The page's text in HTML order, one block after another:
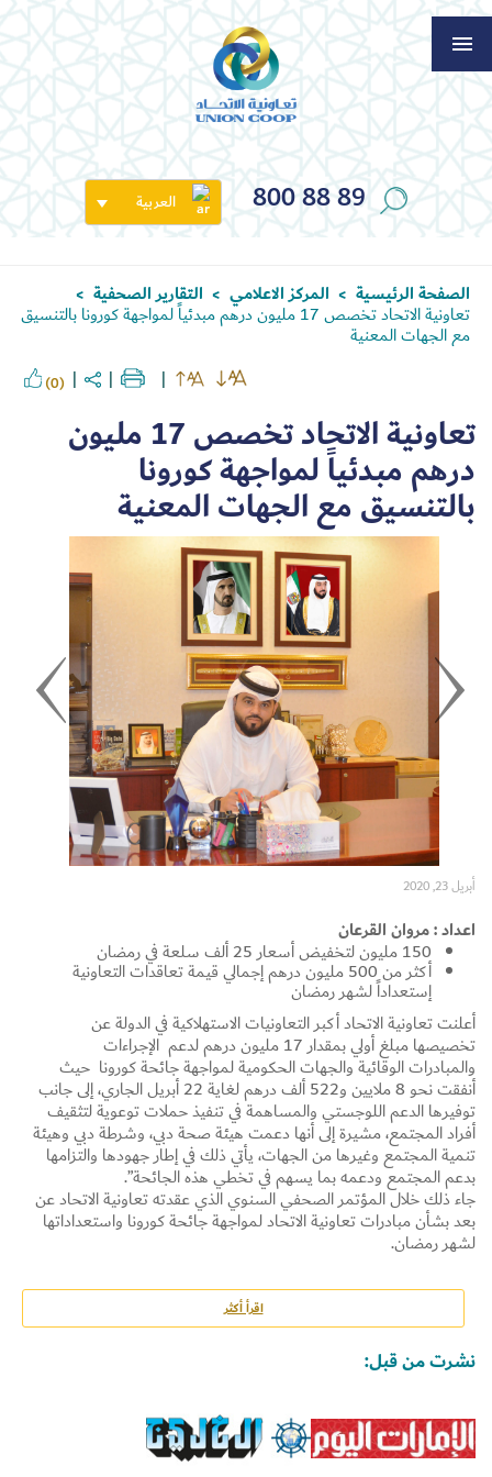
800 88 89 العربية
الصفحة الرئيسية > المركز الاعلامي > التقارير الصحفية >
تعاونية الاتحاد تخصص 17 مليون درهم مبدئياً لمواجهة كورونا بالتنسيق
مع الجهات المعنية
(0)
تعاونية الاتحاد تخصص 17 مليون
درهم مبدئياً لمواجهة كورونا
بالتنسيق مع الجهات المعنية
أبريل 23, 2020
اعداد : مروان القرعان
150 مليون لتخفيض أسعار 25 ألف سلعة في رمضان
أكثر من 500 مليون درهم إجمالي قيمة تعاقدات التعاونية
إستعداداً لشهر رمضان
أعلنت تعاونية الاتحاد أكبر التعاونيات الاستهلاكية في الدولة عن
تخصيصها مبلغ أولي بمقدار 17 مليون درهم لدعم الإجراءات
والمبادرات الوقائية والجهات الحكومية لمواجهة جائحة كورونا حيث
أنفقت نحو 8 ملايين و522 ألف درهم لغاية 22 أبريل الجاري، إلى جانب
توفيرها الدعم اللوجستي والمساهمة في تنفيذ حملات توعوية لتثقيف
أفراد المجتمع، مشيرة إلى أنها دعمت هيئة صحة دبي، وشرطة دبي وهيئة
تنمية المجتمع وغيرها من الجهات، يأتي ذلك في إطار جهودها والتزامها
بدعم المجتمع ودعمه بما يسهم في تخطي هذه الجائحة”.
جاء ذلك خلال المؤتمر الصحفي السنوي الذي عقدته تعاونية الاتحاد عن
بعد بشأن مبادرات تعاونية الاتحاد لمواجهة جائحة كورونا واستعداداتها
لشهر رمضان.
الاتحاد: منذ بداية العام الحالي واجهت الأسواق العالمية العديد من
التحديات من جراء تبعيات جائحة كورونا مما أضاف تحديات جديدة في
توفير المنتجات واستقرار الأسعار ، وهو الأمر الذي تصدت له تعاونية
الاتحاد عبر عدة فعاليات وقرارات، حيث أن المخزون الاستراتيجي
شهور، مشيراً إلى أن التعاونية كمؤسسة اقتصادية وطنية أسهمت مع
الجهات المختصة بتنفيذ توجيهات القيادة الرشيدة بتوفير السلع الغذائية
بشكل مستمر وبكميات تلبي احتياجات المستهلكين مع اتباع أفضل
اقرأ أكثر
نشرت من قبل:
Set Youtube Channel ID